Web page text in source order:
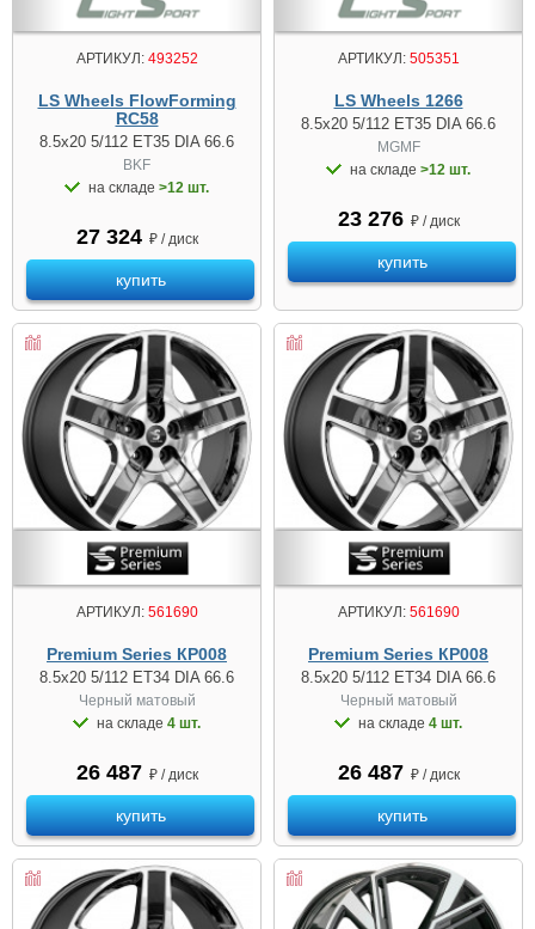
АРТИКУЛ:493252
LS Wheels FlowForming
RC58
8.5x20 5/112 ET35 DIA 66.6
BKF
на складе >12 шт.
27 324 ₽ / диск
купить
АРТИКУЛ:505351
LS Wheels 1266
8.5x20 5/112 ET35 DIA 66.6
MGMF
на складе >12 шт.
23 276 ₽ / диск
купить
АРТИКУЛ:561690
Premium Series КР008
8.5x20 5/112 ET34 DIA 66.6
Черный матовый
на складе 4 шт.
26 487 ₽ / диск
купить
АРТИКУЛ:561690
Premium Series КР008
8.5x20 5/112 ET34 DIA 66.6
Черный матовый
на складе 4 шт.
26 487 ₽ / диск
купить